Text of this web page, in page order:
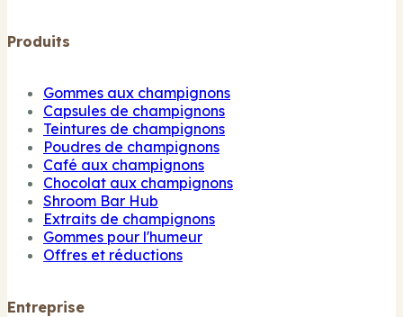
Produits
Gommes aux champignons
Capsules de champignons
Teintures de champignons
Poudres de champignons
Café aux champignons
Chocolat aux champignons
Shroom Bar Hub
Extraits de champignons
Gommes pour l'humeur
Offres et réductions
Entreprise